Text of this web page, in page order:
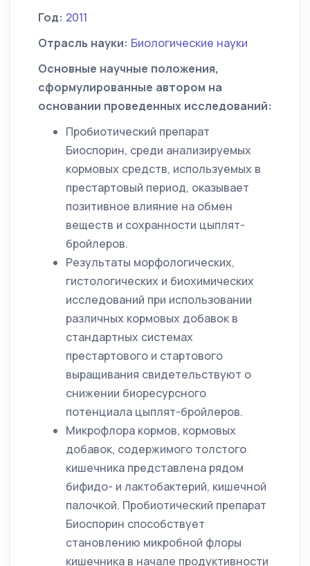
Год: 2011
Отрасль науки: Биологические науки
Основные научные положения,
сформулированные автором на
основании проведенных исследований:
Пробиотический препарат
Биоспорин, среди анализируемых
кормовых средств, используемых в
престартовый период, оказывает
позитивное влияние на обмен
веществ и сохранности цыплят-
бройлеров.
Результаты морфологических,
гистологических и биохимических
исследований при использовании
различных кормовых добавок в
стандартных системах
престартового и стартового
выращивания свидетельствуют о
снижении биоресурсного
потенциала цыплят-бройлеров.
Микрофлора кормов, кормовых
добавок, содержимого толстого
кишечника представлена рядом
бифидо- и лактобактерий, кишечной
палочкой. Пробиотический препарат
Биоспорин способствует
становлению микробной флоры
кишечника в начале продуктивности